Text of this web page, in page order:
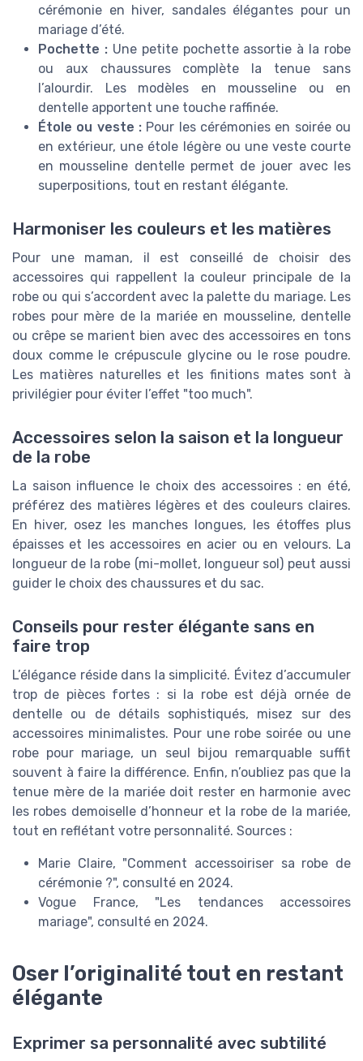
cérémonie en hiver, sandales élégantes pour un
mariage d’été.
Pochette :Une petite pochette assortie à la robe
ou aux chaussures complète la tenue sans
l’alourdir. Les modèles en mousseline ou en
dentelle apportent une touche raffinée.
Étole ou veste : Pour les cérémonies en soirée ou
en extérieur, une étole légère ou une veste courte
en mousseline dentelle permet de jouer avec les
superpositions, tout en restant élégante.
Harmoniser les couleurs et les matières
Pour une maman, il est conseillé de choisir des
accessoires qui rappellent la couleur principale de la
robe ou qui s’accordent avec la palette du mariage. Les
robes pour mère de la mariée en mousseline, dentelle
ou crêpe se marient bien avec des accessoires en tons
doux comme le crépuscule glycine ou le rose poudre.
Les matières naturelles et les finitions mates sont à
privilégier pour éviter l’effet "too much".
Accessoires selon la saison et la longueur
de la robe
La saison influence le choix des accessoires : en été,
préférez des matières légères et des couleurs claires.
En hiver, osez les manches longues, les étoffes plus
épaisses et les accessoires en acier ou en velours. La
longueur de la robe (mi-mollet, longueur sol) peut aussi
guider le choix des chaussures et du sac.
Conseils pour rester élégante sans en
faire trop
L’élégance réside dans la simplicité. Évitez d’accumuler
trop de pièces fortes : si la robe est déjà ornée de
dentelle ou de détails sophistiqués, misez sur des
accessoires minimalistes. Pour une robe soirée ou une
robe pour mariage, un seul bijou remarquable suffit
souvent à faire la différence. Enfin, n’oubliez pas que la
tenue mère de la mariée doit rester en harmonie avec
les robes demoiselle d’honneur et la robe de la mariée,
tout en reflétant votre personnalité. Sources :
Marie Claire, "Comment accessoiriser sa robe de
cérémonie ?", consulté en 2024.
Vogue France, "Les tendances accessoires
mariage", consulté en 2024.
Oser l’originalité tout en restant
élégante
Exprimer sa personnalité avec subtilité